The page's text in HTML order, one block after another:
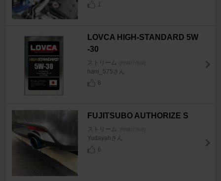
1
LOVCA HIGH-STANDARD 5W
-30
ストリーム [RN6/7/8/9]
hani_575さん
8
FUJITSUBO AUTHORIZE S
ストリーム [RN6/7/8/9]
Yudayahさん
6